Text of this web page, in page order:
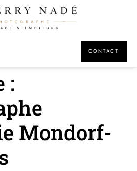
CONTACT
:
Mondorf-